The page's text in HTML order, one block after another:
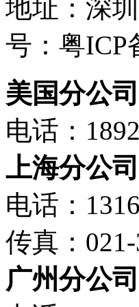
地址：深
号：粤ICP
美国分公司
电话：
上海分公司
电话：
传真：
广州分公司